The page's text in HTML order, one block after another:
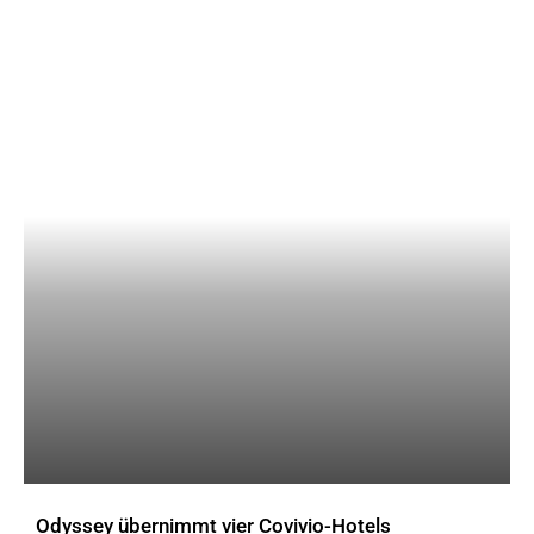
Odyssey übernimmt vier Covivio-Hotels